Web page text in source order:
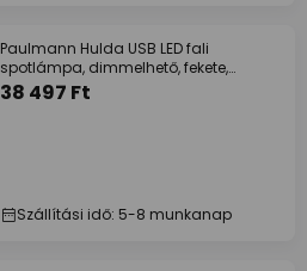
Paulmann Hulda USB LED fali
spotlámpa, dimmelhető, fekete,
kapcsolóval
38 497 Ft
Szállítási idő: 5-8 munkanap